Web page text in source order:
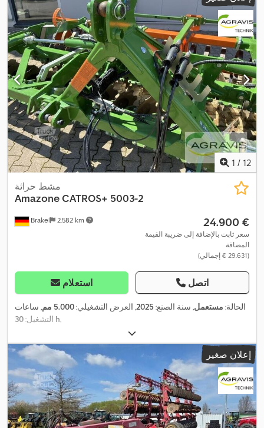
1 / 12
Brakel 2.582 km
مشط حراثة
AmazoneCATROS+ 5003-2
‏24.900 €
سعر ثابت بالإضافة إلى ضريبة القيمة
المضافة
(‏29.631 € إجمالي)
استعلام اتصل
الحالة: مستعمل, سنة الصنع: 2025, العرض التشغيلي:5.000 مم
, ساعات
التشغيل: 30 h,
إعلان صغير